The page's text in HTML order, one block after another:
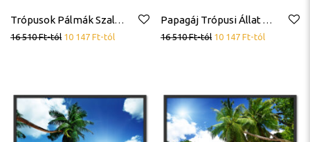
Trópusok Pálmák Szalmaházak Homok Poszter
16 510Ft-tól 10 147 Ft-tól
Papagáj Trópusi Állat Madár Poszter
16 510Ft-tól 10 147 Ft-tól